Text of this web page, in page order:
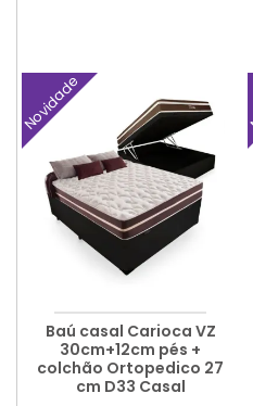
Novidade
Baú casal Carioca VZ
30cm+12cm pés +
colchão Ortopedico 27
cm D33 Casal